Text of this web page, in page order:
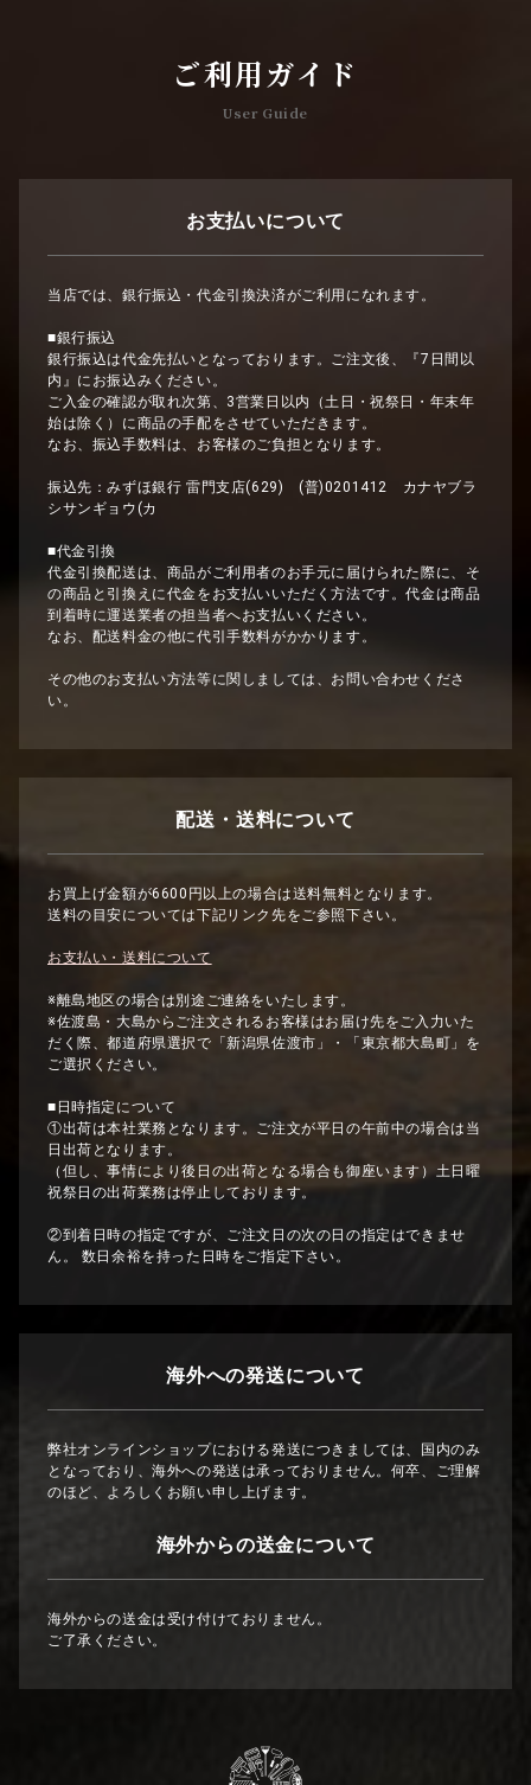
ご利用ガイド
User Guide
お支払いについて
当店では、銀行振込・代金引換決済がご利用になれます。
■銀行振込
銀行振込は代金先払いとなっております。ご注文後、『7日間以
内』にお振込みください。
ご入金の確認が取れ次第、3営業日以内（土日・祝祭日・年末年
始は除く）に商品の手配をさせていただきます。
なお、振込手数料は、お客様のご負担となります。
振込先：みずほ銀行 雷門支店(629) (普)0201412 カナヤブラ
シサンギョウ(カ
■代金引換
代金引換配送は、商品がご利用者のお手元に届けられた際に、そ
の商品と引換えに代金をお支払いいただく方法です。代金は商品
到着時に運送業者の担当者へお支払いください。
なお、配送料金の他に代引手数料がかかります。
その他のお支払い方法等に関しましては、お問い合わせくださ
い。
配送・送料について
お買上げ金額が6600円以上の場合は送料無料となります。
送料の目安については下記リンク先をご参照下さい。
お支払い・送料について
※離島地区の場合は別途ご連絡をいたします。
※佐渡島・大島からご注文されるお客様はお届け先をご入力いた
だく際、都道府県選択で「新潟県佐渡市」・「東京都大島町」を
ご選択ください。
■日時指定について
①出荷は本社業務となります。ご注文が平日の午前中の場合は当
日出荷となります。
（但し、事情により後日の出荷となる場合も御座います）土日曜
祝祭日の出荷業務は停止しております。
②到着日時の指定ですが、ご注文日の次の日の指定はできませ
ん。 数日余裕を持った日時をご指定下さい。
海外への発送について
弊社オンラインショップにおける発送につきましては、国内のみ
となっており、海外への発送は承っておりません。何卒、ご理解
のほど、よろしくお願い申し上げます。
海外からの送金について
海外からの送金は受け付けておりません。
ご了承ください。